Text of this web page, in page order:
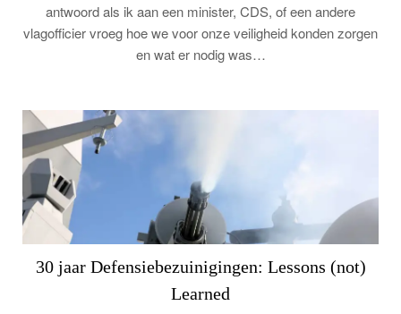
antwoord als ik aan een minister, CDS, of een andere
vlagofficier vroeg hoe we voor onze veiligheid konden zorgen
en wat er nodig was…
30 jaar Defensiebezuinigingen: Lessons (not)
Learned